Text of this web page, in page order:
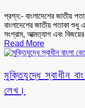
প্রশ্ন:- বাংলাদেশের জাতীয়
বাংলাদেশের জাতীয় পতাকা শুধু
সংগ্রাম, আত্মত্যাগ এবং
Read More
মুক্তিযুদ্ধে স্বাধীন
লেখ।